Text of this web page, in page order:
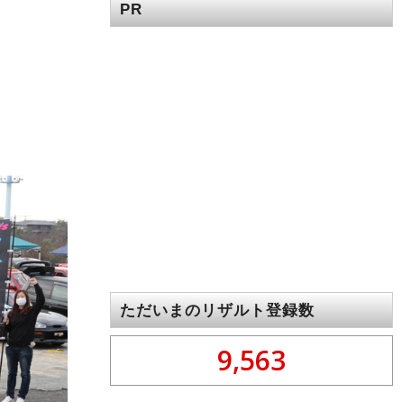
PR
ただいまのリザルト登録数
9,563